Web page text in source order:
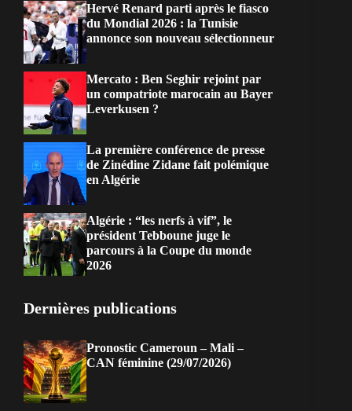
Hervé Renard parti après le fiasco
du Mondial 2026 : la Tunisie
annonce son nouveau sélectionneur
Mercato : Ben Seghir rejoint par
un compatriote marocain au Bayer
Leverkusen ?
La première conférence de presse
de Zinédine Zidane fait polémique
en Algérie
Algérie : “les nerfs à vif”, le
président Tebboune juge le
parcours à la Coupe du monde
2026
Dernières publications
Pronostic Cameroun – Mali –
CAN féminine (29/07/2026)